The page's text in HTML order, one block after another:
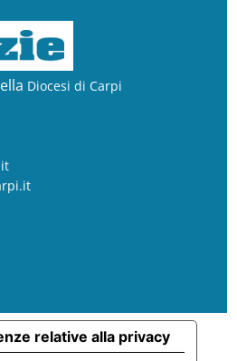
Diocesi di Carpi
relative alla privacy